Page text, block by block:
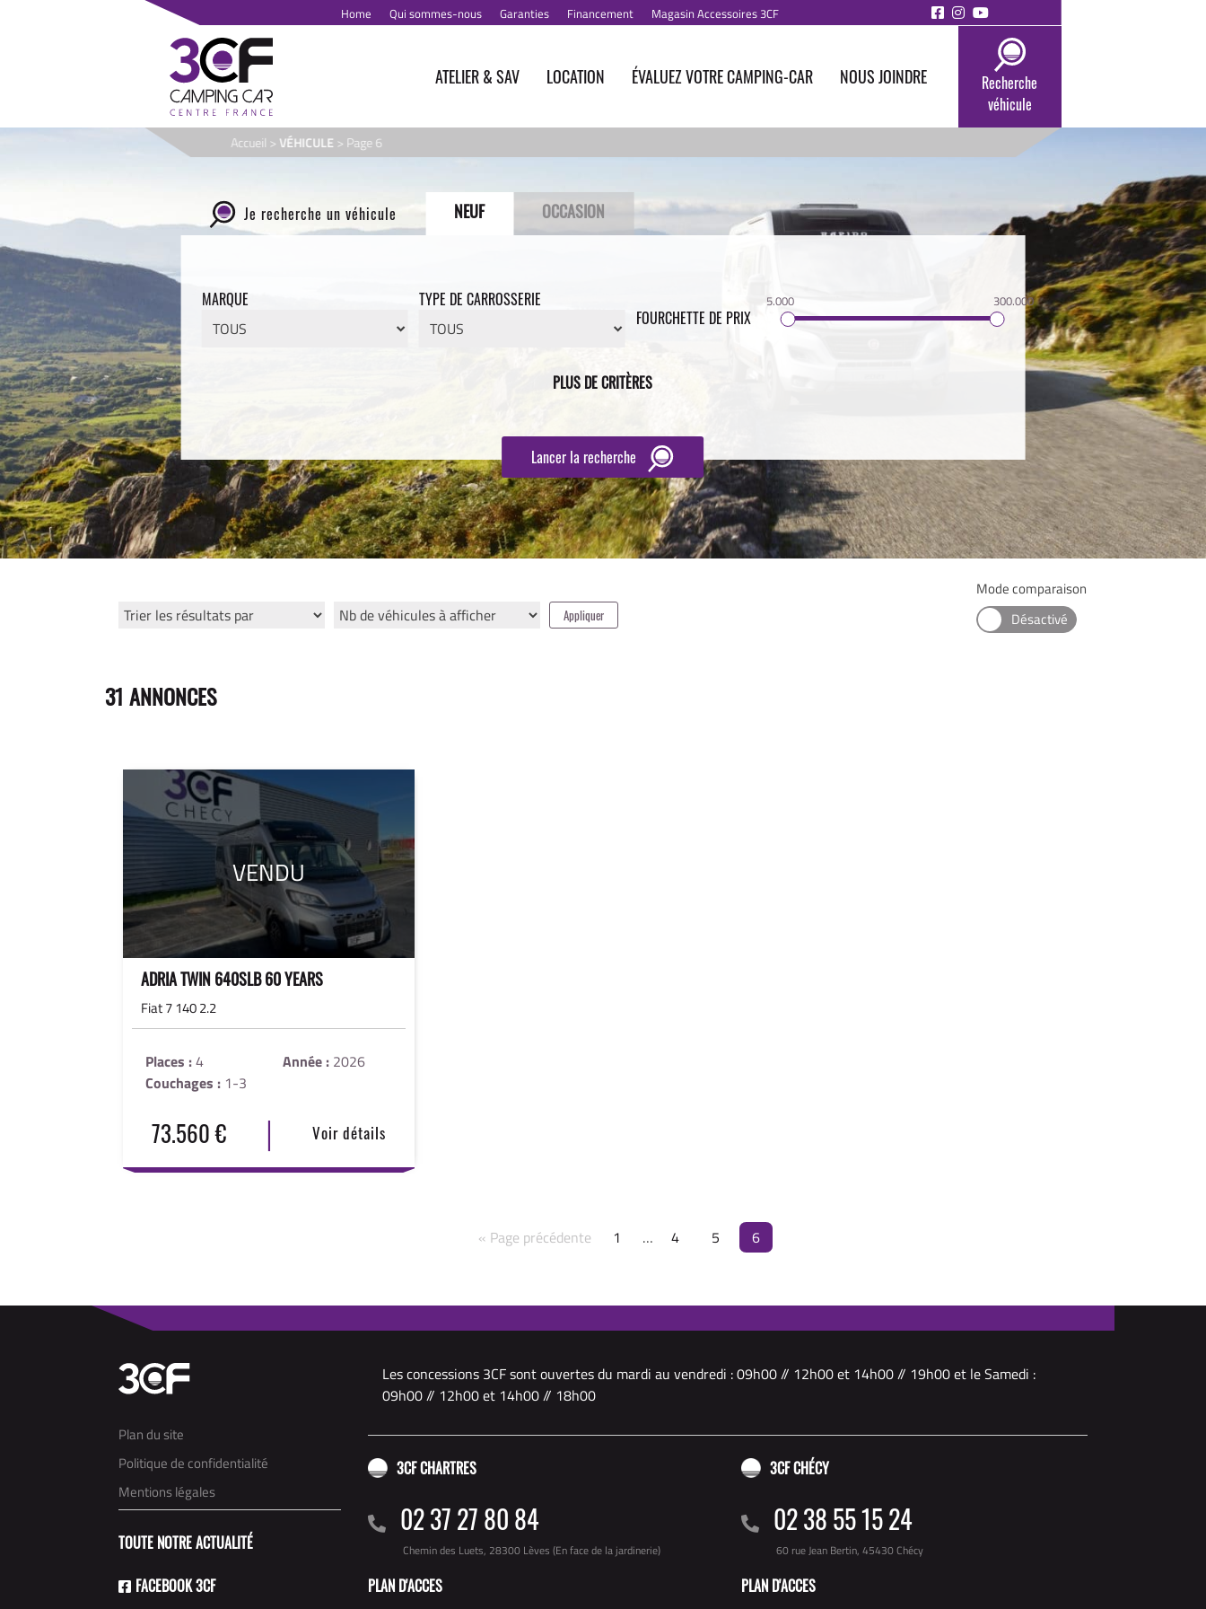
Home Qui sommes-nous Garanties Financement Magasin Accessoires 3CF
ATELIER & SAV LOCATION ÉVALUEZ VOTRE CAMPING-CAR NOUS JOINDRE
Recherche
véhicule
Accueil > VÉHICULE > Page 6
Je recherche un véhicule NEUF OCCASION
MARQUE
TYPE DE CARROSSERIE
FOURCHETTE DE PRIX
5.000 300.000
PLUS DE CRITÈRES
Lancer la recherche
Appliquer
Mode comparaison
Désactivé
31 ANNONCES
VENDU
ADRIA TWIN 640SLB 60 YEARS
Fiat 7 140 2.2
Places :4
Couchages : 1-3
Année : 2026
73.560 € | Voir détails
« Page précédente 1 … 4 5 6
Plan du site
Politique de confidentialité
Mentions légales
TOUTE NOTRE ACTUALITÉ
FACEBOOK 3CF
Les concessions 3CF sont ouvertes du mardi au vendredi : 09h00 // 12h00 et 14h00 // 19h00 et le Samedi :
09h00 // 12h00 et 14h00 // 18h00
3CF CHARTRES
02 37 27 80 84
Chemin des Luets, 28300 Lèves (En face de la jardinerie)
PLAN D'ACCES
3CF CHÉCY
02 38 55 15 24
60 rue Jean Bertin, 45430 Chécy
PLAN D'ACCES
les Cookies !